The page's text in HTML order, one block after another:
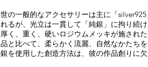
世の一般的なアクセサリーは主に「
れるが、光立は一貫して「純銀」に拘り続
厚く、重く、硬いロジウムメッキが施され
品と比べて、柔らかく流麗、自然なかたち
銀を使用した創造方法は、彼の作品創りに